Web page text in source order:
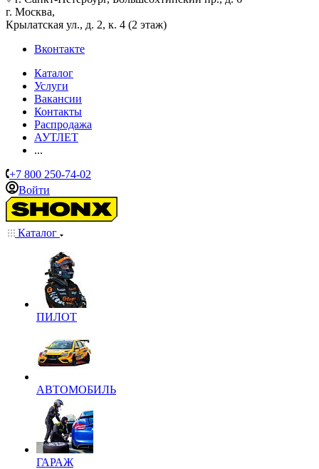
г. Москва,
Крылатская ул., д. 2, к. 4 (2 этаж)
Вконтакте
Каталог
Услуги
Вакансии
Контакты
Распродажа
АУТЛЕТ
...
+7 800 250-74-02
Войти
Каталог
ПИЛОТ
АВТОМОБИЛЬ
ГАРАЖ